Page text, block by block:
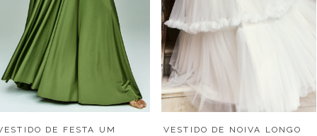
DE FESTA UM
VESTIDO DE NOIVA LONGO